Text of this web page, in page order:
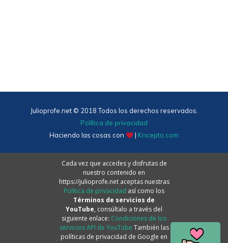
Julioprofe.net © 2018 Todos los derechos reservados.
Política de privacidad
Haciendo las cosas con
| Kncepto.com
Cada vez que accedes y disfrutas de
nuestro contenido en
https://julioprofe.net aceptas nuestras
Política de privacidad así como los
Términos de servicios de
YouTube, consúltalo a través del
siguiente enlace: Condiciones de los
servicios API de YouTube También las
políticas de privacidad de Google en